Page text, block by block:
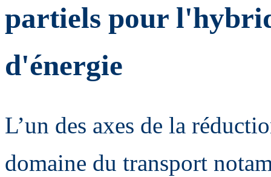
partiels pour
d'énergie
L’un des axes de la
domaine du transport